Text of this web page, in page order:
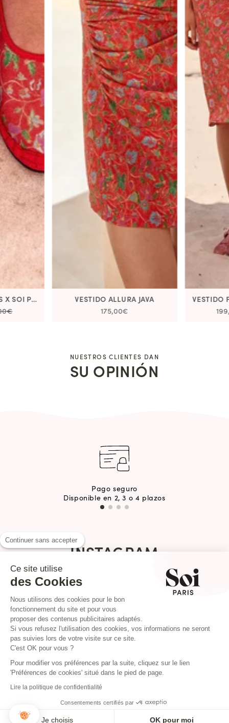
MARY JANE FLABELUS X SOI PARIS
VESTIDO ALLURA JAVA
175,00€
VESTIDO
NUESTROS CLIENTES DAN
SU OPINIÓN
Pago seguro
Disponible en 2, 3 o 4 plazos
INSTAGRAM
Continuer sans accepter
Ce site utilise
des Cookies
Nous utilisons des cookies pour le bon
fonctionnement du site et pour vous
proposer des contenus publicitaires adaptés.
Si vous refusez l'utilisation des cookies, vos informations ne seront
pas suivies lors de votre visite sur ce site.
C'est OK pour vous ?
Pour modifier vos préférences par la suite, cliquez sur le lien
'Préférences de cookies' situé dans le pied de page.
Lire la politique de confidentialité
Consentements certifiés par
Je choisis OK pour moi